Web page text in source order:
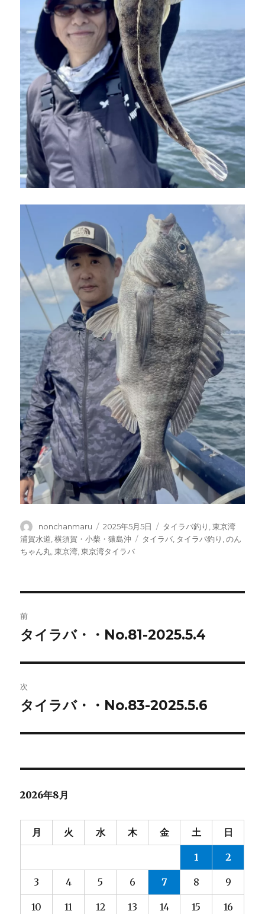
投
稿
者
nonchanmaru
投
稿
日:
2025年5月5日
カ
テ
タイラバ釣り ,東京湾
浦賀水道 ,横須賀・小柴・猿島沖
タ
タイラバ タイラバ釣り ,のん
ちゃん丸 ,東京湾 ,東京湾タイラバ
稿
ビ
ゲ
ー
ン
前
前
投
稿:
タイラバ・・No.81-2025.5.4
次
次
投
タイラバ・・No.83-2025.5.6
2026年8月
月 火 水 木 金 土 日
1 2
3 4 5 6 7 8 9
10 11 12 13 14 15 16